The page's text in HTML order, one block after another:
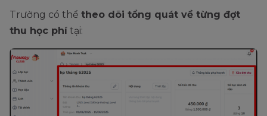
Trường có thể theo dõi tổng quát về từng đợt
thu học phí tại: